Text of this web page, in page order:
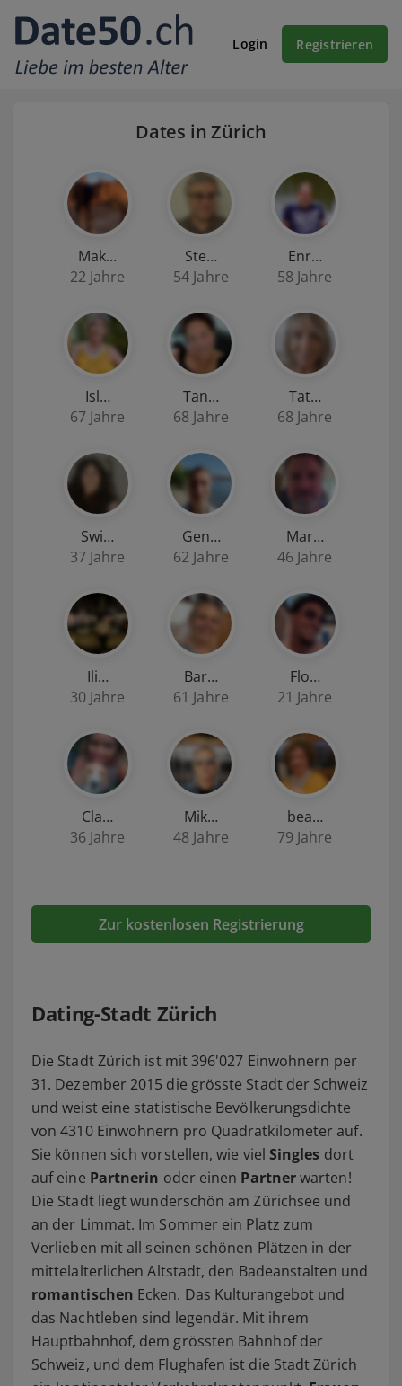
Login Registrieren
Dates in Zürich
Mak…
22 Jahre
Ste…
54 Jahre
Enr…
58 Jahre
Isl…
67 Jahre
Tan…
68 Jahre
Tat…
68 Jahre
Swi…
37 Jahre
Gen…
62 Jahre
Mar…
46 Jahre
Ili…
30 Jahre
Bar…
61 Jahre
Flo…
21 Jahre
Cla…
36 Jahre
Mik…
48 Jahre
bea…
79 Jahre
Zur kostenlosen Registrierung
Dating-Stadt Zürich
Die Stadt Zürich ist mit 396'027 Einwohnern per
31. Dezember 2015 die grösste Stadt der Schweiz
und weist eine statistische Bevölkerungsdichte
von 4310 Einwohnern pro Quadratkilometer auf.
Sie können sich vorstellen, wie viel Singles dort
auf eine Partnerin oder einen Partnerwarten!
Die Stadt liegt wunderschön am Zürichsee und
an der Limmat. Im Sommer ein Platz zum
Verlieben mit all seinen schönen Plätzen in der
mittelalterlichen Altstadt, den Badeanstalten und
romantischen Ecken. Das Kulturangebot und
das Nachtleben sind legendär. Mit ihrem
Hauptbahnhof, dem grössten Bahnhof der
Schweiz, und dem Flughafen ist die Stadt Zürich